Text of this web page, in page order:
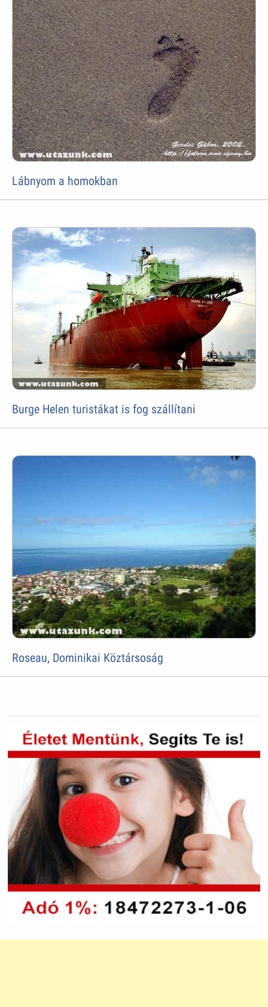
Lábnyom a homokban
Burge Helen turistákat is fog szállítani
Roseau, Dominikai Köztársoság